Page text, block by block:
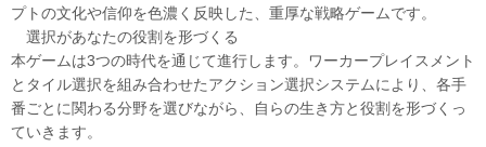
プトの文化や信仰を色濃く反映した、重厚な戦略ゲームです。
選択があなたの役割を形づくる
本ゲームは3つの時代を通じて進行します。ワーカープレイスメント
とタイル選択を組み合わせたアクション選択システムにより、各手
番ごとに関わる分野を選びながら、自らの生き方と役割を形づくっ
ていきます。